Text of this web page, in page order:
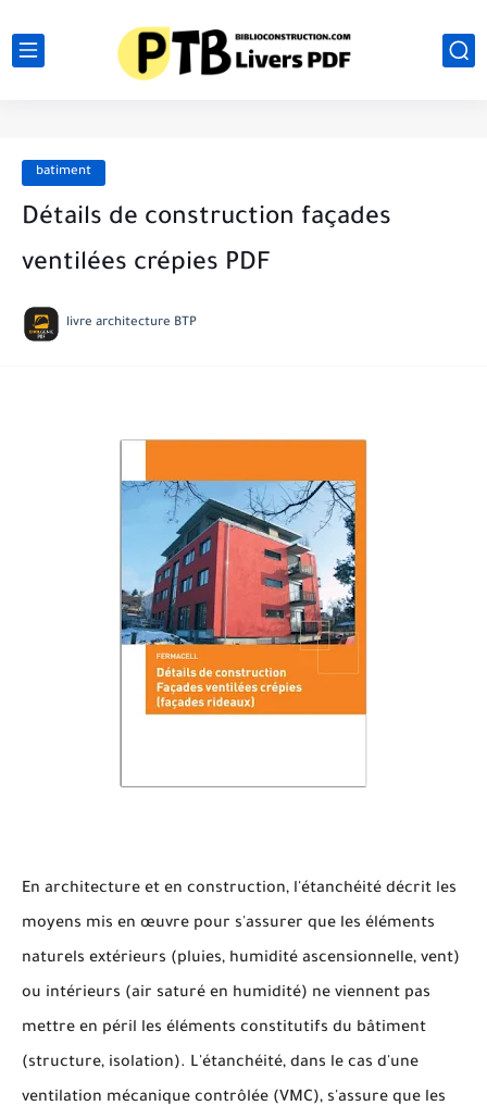
batiment
Détails de construction façades
ventilées crépies PDF
livre architecture BTP
En architecture et en construction, l'étanchéité décrit les
moyens mis en œuvre pour s'assurer que les éléments
naturels extérieurs (pluies, humidité ascensionnelle, vent)
ou intérieurs (air saturé en humidité) ne viennent pas
mettre en péril les éléments constitutifs du bâtiment
(structure, isolation). L'étanchéité, dans le cas d'une
ventilation mécanique contrôlée (VMC), s'assure que les